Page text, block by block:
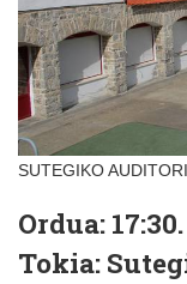
SUTEGIKO
Ordua: 17:30.
Tokia: